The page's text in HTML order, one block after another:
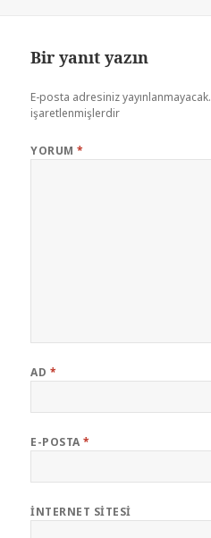
Bir yanıt yazın
E-posta adresiniz yayınlanmayacak.
işaretlenmişlerdir
YORUM*
AD *
E-POSTA*
İNTERNET SITESI